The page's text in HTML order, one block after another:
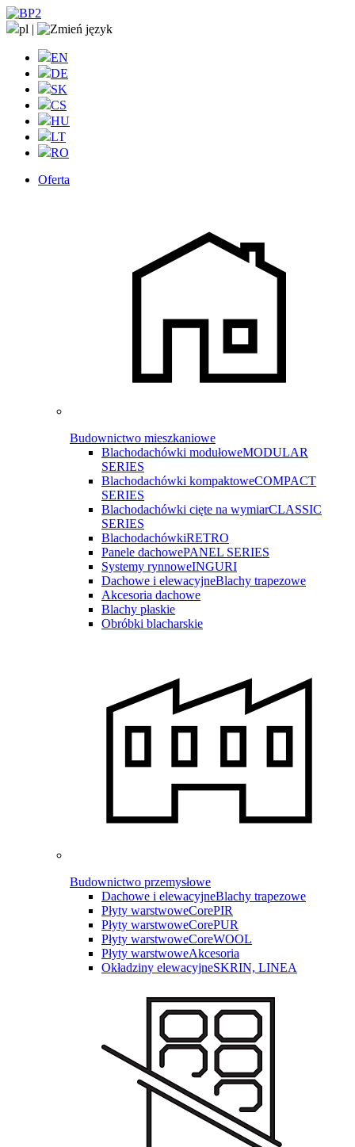
pl |
EN
DE
SK
CS
HU
LT
RO
Oferta
Budownictwo mieszkaniowe
Blachodachówki modułoweMODULAR
SERIES
Blachodachówki kompaktoweCOMPACT
SERIES
Blachodachówki cięte na wymiarCLASSIC
SERIES
BlachodachówkiRETRO
Panele dachowePANEL SERIES
Systemy rynnoweINGURI
Dachowe i elewacyjneBlachy trapezowe
Akcesoria dachowe
Blachy płaskie
Obróbki blacharskie
Budownictwo przemysłowe
Dachowe i elewacyjneBlachy trapezowe
Płyty warstwoweCorePIR
Płyty warstwoweCorePUR
Płyty warstwoweCoreWOOL
Płyty warstwoweAkcesoria
Okładziny elewacyjneSKRIN, LINEA